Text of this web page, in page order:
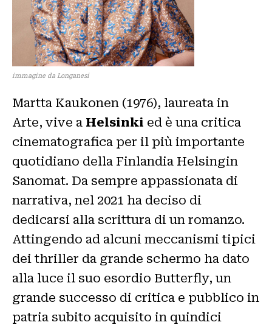
immagine da Longanesi
Martta Kaukonen (1976), laureata in
Arte, vive a Helsinki ed è una critica
cinematografica per il più importante
quotidiano della Finlandia Helsingin
Sanomat. Da sempre appassionata di
narrativa, nel 2021 ha deciso di
dedicarsi alla scrittura di un romanzo.
Attingendo ad alcuni meccanismi tipici
dei thriller da grande schermo ha dato
alla luce il suo esordio Butterfly, un
grande successo di critica e pubblico in
patria subito acquisito in quindici